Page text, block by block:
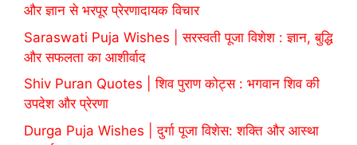
और ज्ञान से भरपूर प्रेरणादायक विचार
Saraswati Puja Wishes | सरस्वती पूजा विशेश : ज्ञान, बुद्धि
और सफलता का आशीर्वाद
Shiv Puran Quotes | शिव पुराण कोट्स : भगवान शिव की
उपदेश और प्रेरणा
Durga Puja Wishes | दुर्गा पूजा विशेस: शक्ति और आस्था